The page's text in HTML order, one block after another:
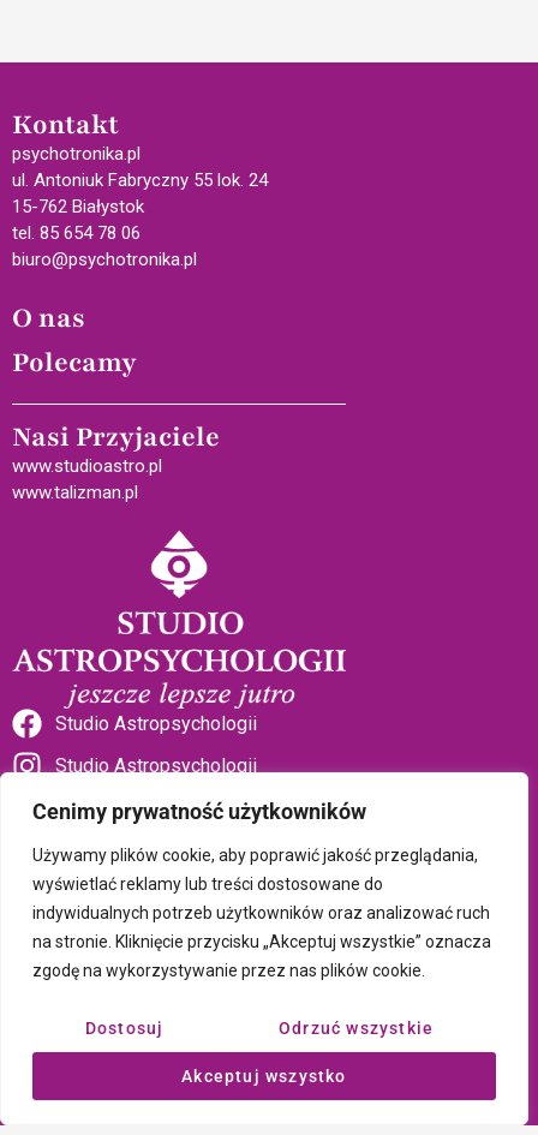
Cenimy prywatność użytkowników
Używamy plików cookie, aby poprawić jakość przeglądania,
wyświetlać reklamy lub treści dostosowane do
indywidualnych potrzeb użytkowników oraz analizować ruch
na stronie. Kliknięcie przycisku „Akceptuj wszystkie” oznacza
zgodę na wykorzystywanie przez nas plików cookie.
Dostosuj Odrzuć wszystkie
Akceptuj wszystko
Kontakt
psychotronika.pl
ul. Antoniuk Fabryczny 55 lok. 24
15-762 Białystok
tel. 85 654 78 06
biuro@psychotronika.pl
O nas
Polecamy
Nasi Przyjaciele
www.studioastro.pl
www.talizman.pl
Studio Astropsychologii
Studio Astropsychologii
Sklep Talizman
Polityka prywatności i plików cookie
Wszystkie treści umieszczone na tej stronie są chronione prawem